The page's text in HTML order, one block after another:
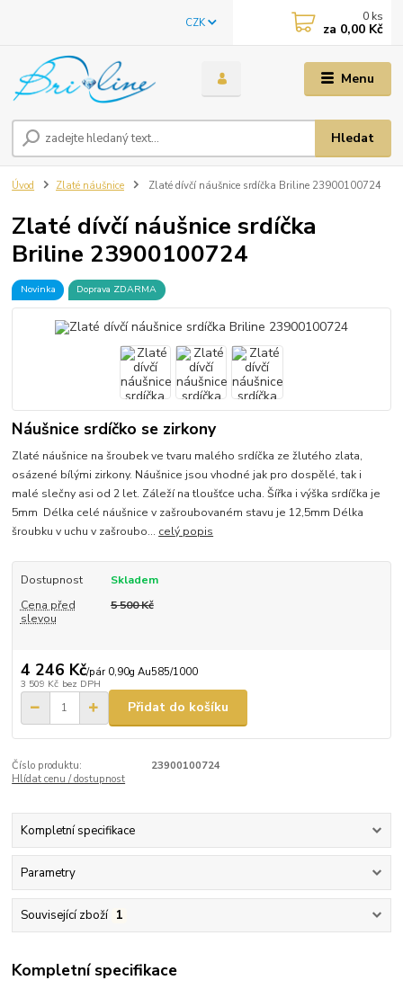
Menu
CZK
Hledat
0 ks
za 0,00 Kč
Úvod Zlaté náušnice Zlaté dívčí náušnice srdíčka Briline 23900100724
Zlaté dívčí náušnice srdíčka
Briline 23900100724
Novinka Doprava ZDARMA
Náušnice srdíčko se zirkony
Zlaté náušnice na šroubek ve tvaru malého srdíčka ze žlutého zlata,
osázené bílými zirkony. Náušnice jsou vhodné jak pro dospělé, tak i
malé slečny asi od 2 let. Záleží na tloušťce ucha. Šířka i výška srdíčka je
5mm Délka celé náušnice v zašroubovaném stavu je 12,5mm Délka
šroubku v uchu v zašroubo... celý popis
Dostupnost
Skladem
Cena před
slevou
5 500 Kč
4 246 Kč/pár 0,90g Au585/1000
3 509 Kč bez DPH
Přidat do košíku
Číslo produktu:
23900100724
Hlídat cenu / dostupnost
Kompletní specifikace
Parametry
Související zboží 1
Kompletní specifikace